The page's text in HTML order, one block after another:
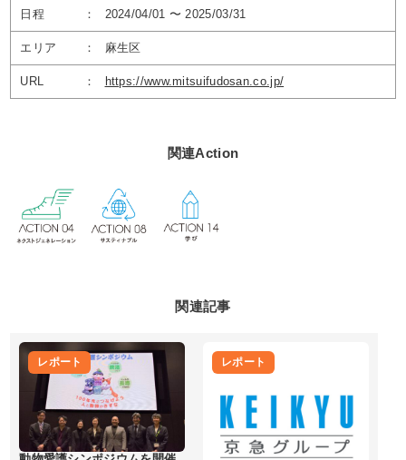
日程 ： 2024/04/01 〜 2025/03/31
エリア ： 麻生区
URL ： https://www.mitsuifudosan.co.jp/
関連Action
関連記事
レポート レポート